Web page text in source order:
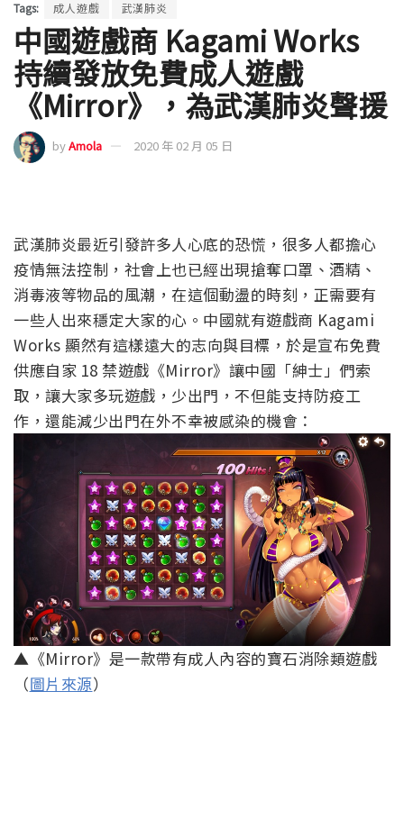
Tags: 成人遊戲 武漢肺炎
中國遊戲商 Kagami Works
持續發放免費成人遊戲
《Mirror》，為武漢肺炎聲援
byAmola 2020 年 02 月 05 日
武漢肺炎最近引發許多人心底的恐慌，很多人都擔心
疫情無法控制，社會上也已經出現搶奪口罩、酒精、
消毒液等物品的風潮，在這個動盪的時刻，正需要有
一些人出來穩定大家的心。中國就有遊戲商 Kagami
Works 顯然有這樣遠大的志向與目標，於是宣布免費
供應自家 18 禁遊戲《Mirror》讓中國「紳士」們索
取，讓大家多玩遊戲，少出門，不但能支持防疫工
作，還能減少出門在外不幸被感染的機會：
▲《Mirror》是一款帶有成人內容的寶石消除類遊戲
（圖片來源）